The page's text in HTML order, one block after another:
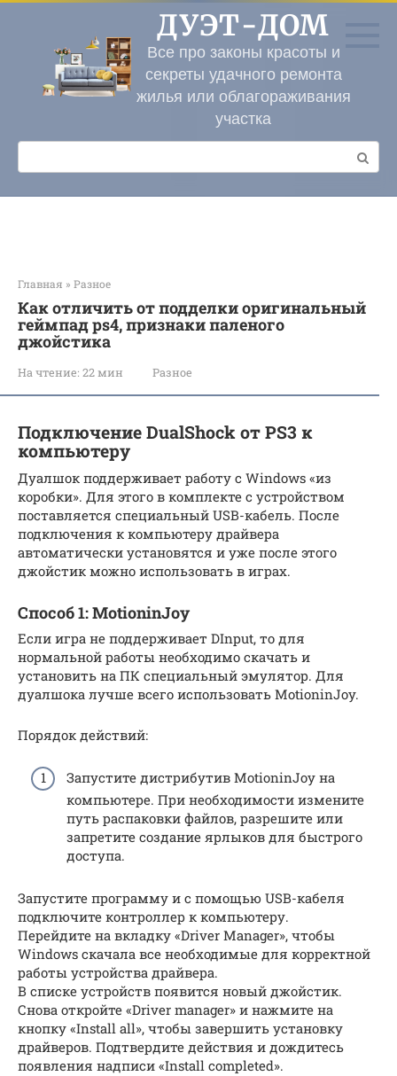
Перейти
контенту
ДУЭТ-ДОМ
Все про законы красоты и
секреты удачного ремонта
жилья или облагораживания
участка
Поиск:
Главная » Разное
Как отличить от подделки оригинальный
геймпад ps4, признаки паленого
джойстика
На чтение: 22 мин Разное
Подключение DualShock от PS3 к
компьютеру
Дуалшок поддерживает работу с Windows «из
коробки». Для этого в комплекте с устройством
поставляется специальный USB-кабель. После
подключения к компьютеру драйвера
автоматически установятся и уже после этого
джойстик можно использовать в играх.
Способ 1: MotioninJoy
Если игра не поддерживает DInput, то для
нормальной работы необходимо скачать и
установить на ПК специальный эмулятор. Для
дуалшока лучше всего использовать MotioninJoy.
Порядок действий:
Запустите дистрибутив MotioninJoy на
компьютере. При необходимости измените
путь распаковки файлов, разрешите или
запретите создание ярлыков для быстрого
доступа.
Запустите программу и с помощью USB-кабеля
подключите контроллер к компьютеру.
Перейдите на вкладку «Driver Manager», чтобы
Windows скачала все необходимые для корректной
работы устройства драйвера.
В списке устройств появится новый джойстик.
Снова откройте «Driver manager» и нажмите на
кнопку «Install all», чтобы завершить установку
драйверов. Подтвердите действия и дождитесь
появления надписи «Install completed».